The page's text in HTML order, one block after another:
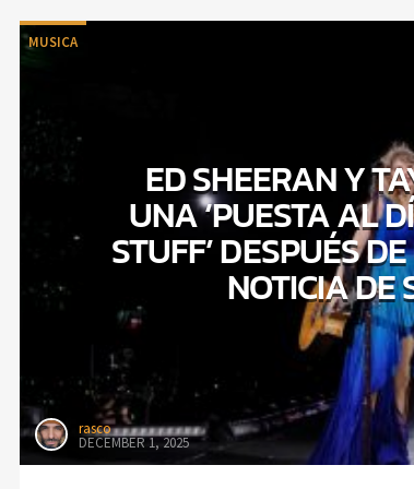
MUSICA
ED SHEERAN Y
UNA ‘PUESTA AL
STUFF’ DESPUÉS
NOTICIA DE
rasco
DECEMBER 1, 2025